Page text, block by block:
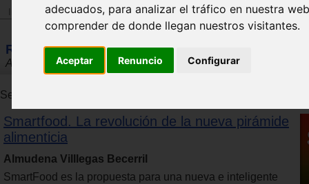
adecuados, para analizar el tráfico en nuestra
comprender de donde llegan nuestros visitantes.
Aceptar Renuncio Configurar
Tienda
Resultados de la búsqueda
Almudena Villlegas Becerril
Se han encontrado 1 productos. Se muestran resultados del 1
Smartfood. La revolución de la nueva pirámide
alimenticia
Almudena Villlegas Becerril
SmartFood es la propuesta para una nueva e inteligente